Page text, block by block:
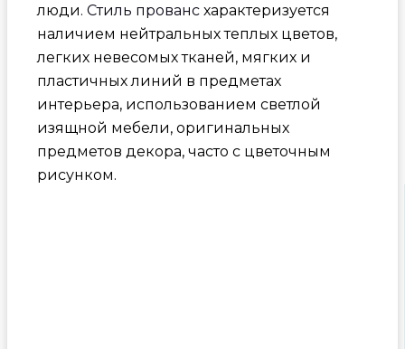
люди. Стиль провансхарактеризуется
наличием нейтральных теплых цветов,
легких невесомых тканей, мягких и
пластичных линий в предметах
интерьера, использованием светлой
изящной мебели, оригинальных
предметов декора, часто с цветочным
рисунком.